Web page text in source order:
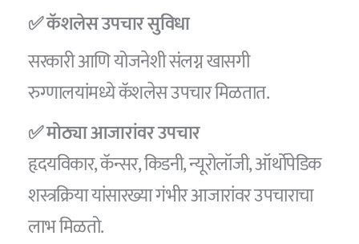
✅ कॅशलेस उपचार सुविधा
सरकारी आणि योजनेशी संलग्न खासगी
रुग्णालयांमध्ये कॅशलेस उपचार मिळतात.
✅ मोठ्या आजारांवर उपचार
हृदयविकार, कॅन्सर, किडनी, न्यूरोलॉजी, ऑर्थोपेडिक
शस्त्रक्रिया यांसारख्या गंभीर आजारांवर उपचाराचा
लाभ मिळतो.